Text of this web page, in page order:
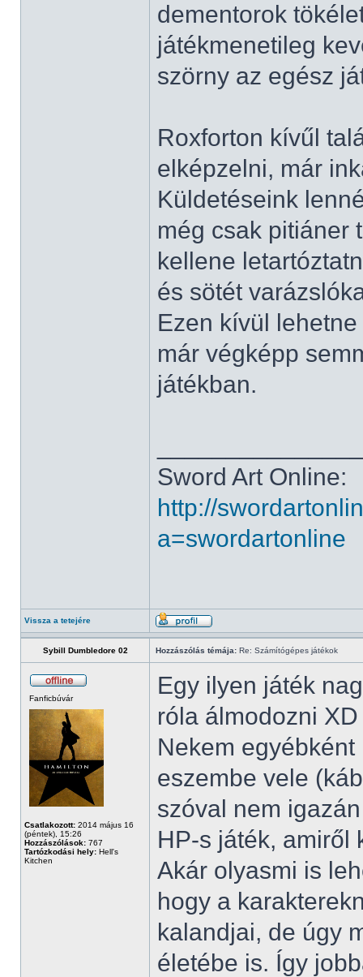
dementorok
játékmenetileg
szörny az egész
Roxforton kívűl
elképzelni, már
Küldetéseink
még csak pitiáner
kellene
és sötét
Ezen kívül
már végképp
játékban.
Sword Art Online:
http://
a=swordartonline
Vissza a tetejére
Sybill Dumbledore 02 Hozzászólás témája: Re: Számítógépes játékok
Fanficbúvár
Csatlakozott: 2014 május 16
(péntek), 15:26
Hozzászólások: 767
Tartózkodási hely: Hell's
Kitchen
Egy ilyen játék
róla álmodozni XD
Nekem
eszembe vele
szóval nem
HP-s játék, amiről
Akár olyasmi is
hogy a
kalandjai, de úgy
életébe is. Így